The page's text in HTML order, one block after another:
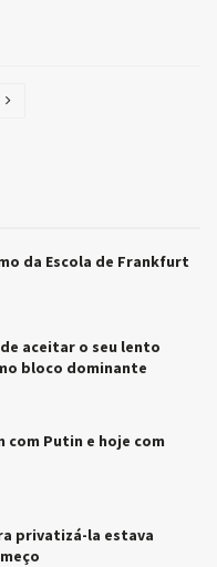
da Escola de Frankfurt
aceitar o seu lento
bloco dominante
com Putin e hoje com
privatizá-la estava